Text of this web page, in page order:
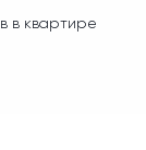
в квартире